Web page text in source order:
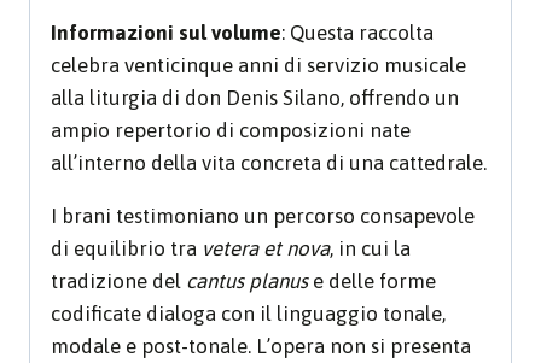
Informazioni sul volume: Questa raccolta
celebra venticinque anni di servizio musicale
alla liturgia di don Denis Silano, offrendo un
ampio repertorio di composizioni nate
all’interno della vita concreta di una cattedrale.
I brani testimoniano un percorso consapevole
di equilibrio tra vetera et nova, in cui la
tradizione del cantus planuse delle forme
codificate dialoga con il linguaggio tonale,
modale e post-tonale. L’opera non si presenta